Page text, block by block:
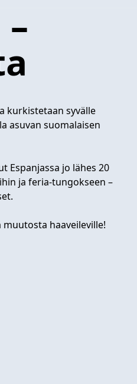
kurkistetaan syvälle
asuvan suomalaisen
Espanjassa jo lähes 20
ja feria-tungokseen –
haaveileville!